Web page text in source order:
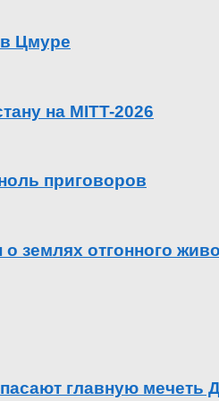
в Цмуре
на MITT-2026
приговоров
землях отгонного
главную мечеть